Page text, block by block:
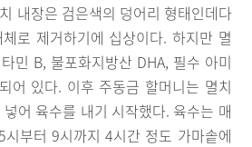
내장은 검은색의 덩어리 형태인데다
로 제거하기에 십상이다. 하지만 멸
민 B, 불포화지방산 DHA, 필수 아미
어 있다. 이후 주동금 할머니는 멸치
어 육수를 내기 시작했다. 육수는 매
부터 9시까지 4시간 정도 가마솥에